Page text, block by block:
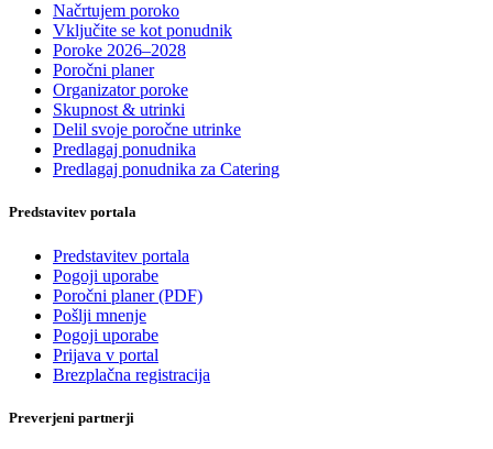
Načrtujem poroko
Vključite se kot ponudnik
Poroke 2026–2028
Poročni planer
Organizator poroke
Skupnost & utrinki
Delil svoje poročne utrinke
Predlagaj ponudnika
Predlagaj ponudnika za Catering
Predstavitev portala
Predstavitev portala
Pogoji uporabe
Poročni planer (PDF)
Pošlji mnenje
Pogoji uporabe
Prijava v portal
Brezplačna registracija
Preverjeni partnerji